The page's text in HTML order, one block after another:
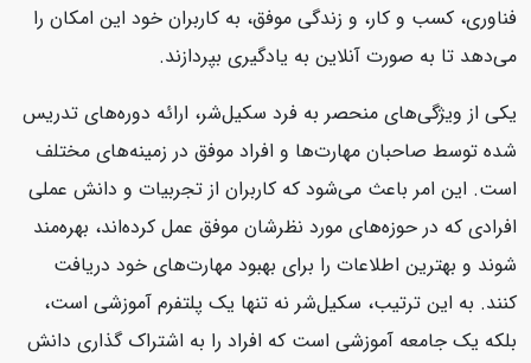
فناوری، کسب و کار، و زندگی موفق، به کاربران خود این امکان را
می‌دهد تا به صورت آنلاین به یادگیری بپردازند.
یکی از ویژگی‌های منحصر به فرد سکیل‌شر، ارائه دوره‌های تدریس
شده توسط صاحبان مهارت‌ها و افراد موفق در زمینه‌های مختلف
است. این امر باعث می‌شود که کاربران از تجربیات و دانش عملی
افرادی که در حوزه‌های مورد نظرشان موفق عمل کرده‌اند، بهره‌مند
شوند و بهترین اطلاعات را برای بهبود مهارت‌های خود دریافت
کنند. به این ترتیب، سکیل‌شر نه تنها یک پلتفرم آموزشی است،
بلکه یک جامعه آموزشی است که افراد را به اشتراک گذاری دانش